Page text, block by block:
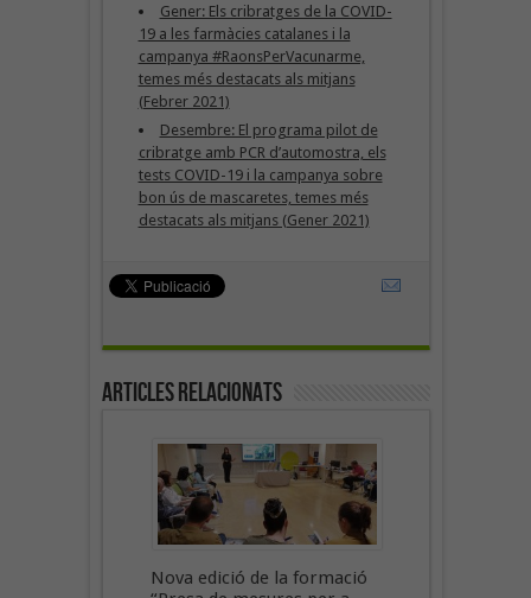
Gener: Els cribratges de la COVID-
19 a les farmàcies catalanes i la
campanya #RaonsPerVacunarme,
temes més destacats als mitjans
(Febrer 2021)
Desembre: El programa pilot de
cribratge amb PCR d’automostra, els
tests COVID-19 i la campanya sobre
bon ús de mascaretes, temes més
destacats als mitjans (Gener 2021)
Articles Relacionats
Nova edició de la formació